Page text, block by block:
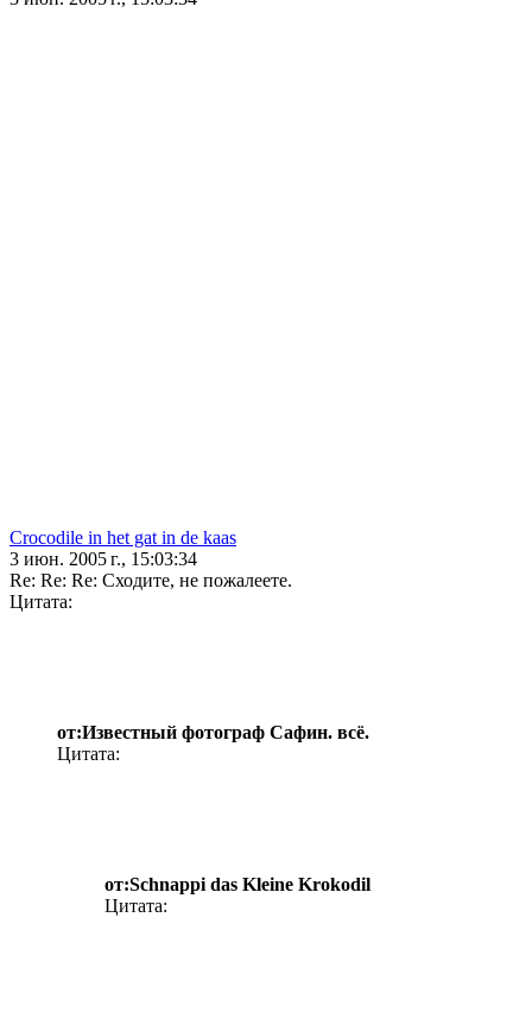
Crocodile in het gat in de kaas
3 июн. 2005 г., 15:03:34
Re: Re: Re: Сходите, не пожалеете.
Цитата:
от:Известный фотограф Сафин. всё.
Цитата:
от:Schnappi das Kleine Krokodil
Цитата: